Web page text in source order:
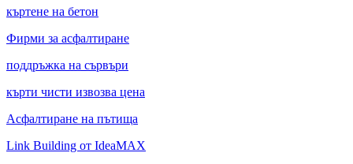
къртене на бетон
Фирми за асфалтиране
поддръжка на сървъри
кърти чисти извозва цена
Асфалтиране на пътища
Link Building от IdeaMAX